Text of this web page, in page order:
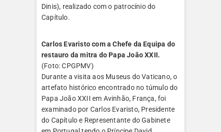
Dinis), realizado com o patrocínio do
Capítulo.
Carlos Evaristo com a Chefe da Equipa do
restauro da mitra do Papa João XXII.
(Foto: CPGPMV)
Durante a visita aos Museus do Vaticano, o
artefato histórico encontrado no túmulo do
Papa João XXII em Avinhão, França, foi
examinado por Carlos Evaristo, Presidente
do Capítulo e Representante do Gabinete